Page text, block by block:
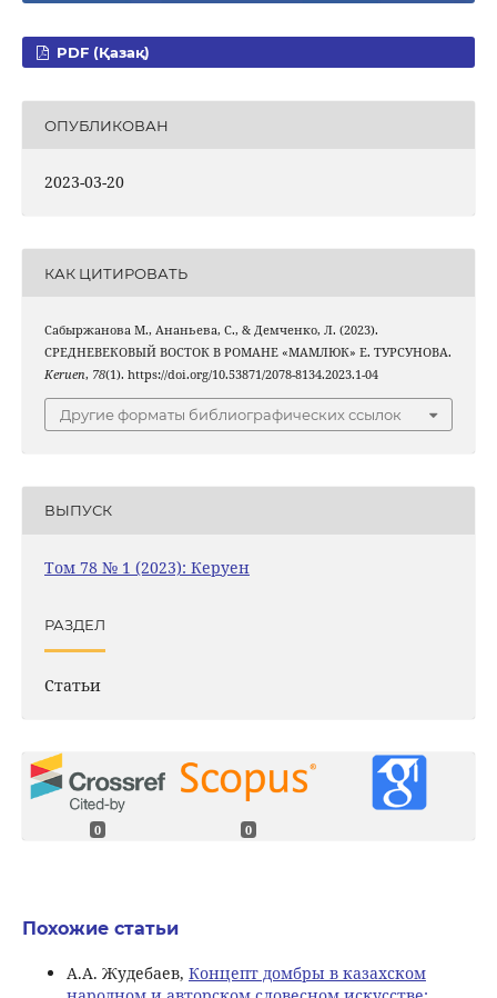
PDF (Қазақ)
ОПУБЛИКОВАН
2023-03-20
КАК ЦИТИРОВАТЬ
Сабыржанова M., Ананьева, С., & Демченко, Л. (2023).
СРЕДНЕВЕКОВЫЙ ВОСТОК В РОМАНЕ «МАМЛЮК» Е. ТУРСУНОВА.
Keruen, 78(1). https://doi.org/10.53871/2078-8134.2023.1-04
Другие форматы библиографических ссылок
ВЫПУСК
Том 78 № 1 (2023): Керуен
РАЗДЕЛ
Статьи
0 0
Похожие статьи
А.А. Жудебаев, Концепт домбры в казахском